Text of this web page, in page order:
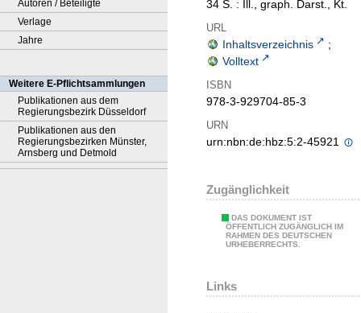
Autoren / Beteiligte
Verlage
Jahre
Weitere E-Pflichtsammlungen
Publikationen aus dem
Regierungsbezirk Düsseldorf
Publikationen aus den
Regierungsbezirken Münster,
Arnsberg und Detmold
34 S. : Ill., graph. Darst., Kt.
URL
Inhaltsverzeichnis
;
Volltext
ISBN
978-3-929704-85-3
URN
urn:nbn:de:hbz:5:2-45921
Zugänglichkeit
DAS DOKUMENT IST
ÖFFENTLICH ZUGÄNGLICH IM
RAHMEN DES DEUTSCHEN
URHEBERRECHTS.
Links